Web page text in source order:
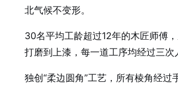
北气候不变形。
30名平均工龄超过12年的木匠师傅，
打磨到上漆，每一道工序均经过三次
独创“柔边圆角”工艺，所有棱角经过